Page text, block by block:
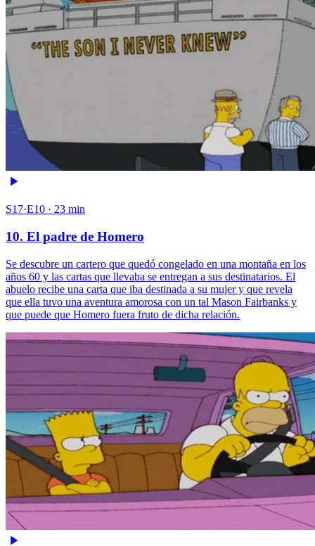
S17·E10 · 23 min
10. El padre de Homero
Se descubre un cartero que quedó congelado en una montaña en los
años 60 y las cartas que llevaba se entregan a sus destinatarios. El
abuelo recibe una carta que iba destinada a su mujer y que revela
que ella tuvo una aventura amorosa con un tal Mason Fairbanks y
que puede que Homero fuera fruto de dicha relación.